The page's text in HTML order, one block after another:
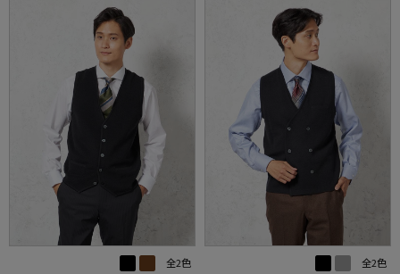
全2色 全2色